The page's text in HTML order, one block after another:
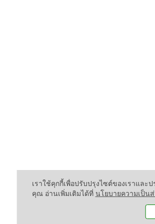
เราใช้คุกกี้เพื่อปรับปรุงไซต์ของเราและ
คุณ อ่านเพิ่มเติมได้ที่ นโยบายความเป็น